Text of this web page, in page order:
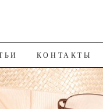
КОНТАКТЫ